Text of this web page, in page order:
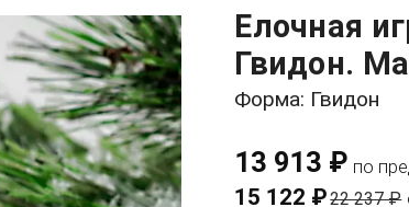
Елочная
Гвидон.
Форма: Гвидон
13 913 ₽ по
15 122 ₽22 237 ₽